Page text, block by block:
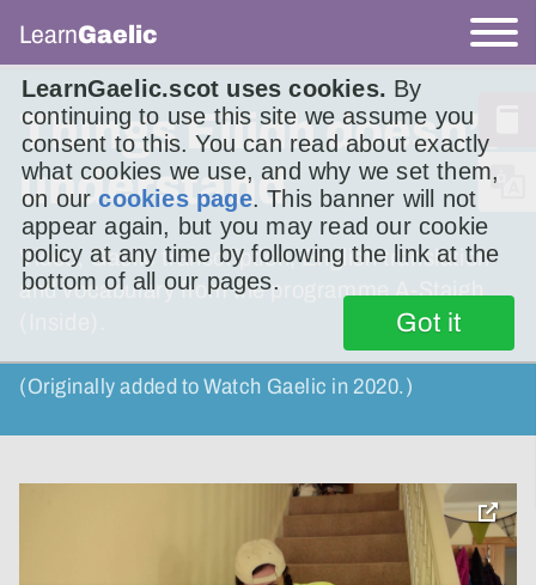
LearnGaelic.scot uses cookies. By
continuing to use this site we assume you
consent to this. You can read about exactly
what cookies we use, and why we set them,
on ourcookies page. This banner will not
appear again, but you may read our cookie
policy at any time by following the link at the
bottom of all our pages.
Got it
LearnGaelic
Things Eilidh doesn’t
understand
Video, Gaelic transcription, English translation
and vocabulary from the programme A-Staigh
(Originally added to Watch Gaelic in 2020.)
toggle
pop-
over
video